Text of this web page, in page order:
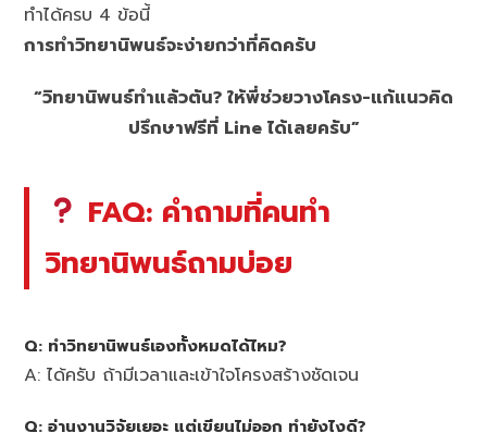
ทำได้ครบ 4 ข้อนี้
การทำวิทยานิพนธ์จะง่ายกว่าที่คิดครับ
“วิทยานิพนธ์ทำแล้วตัน? ให้พี่ช่วยวางโครง-แก้แนวคิด
ปรึกษาฟรีที่ Line ได้เลยครับ”
FAQ: คำถามที่คนทำ
วิทยานิพนธ์ถามบ่อย
Q: ทำวิทยานิพนธ์เองทั้งหมดได้ไหม?
A: ได้ครับ ถ้ามีเวลาและเข้าใจโครงสร้างชัดเจน
Q: อ่านงานวิจัยเยอะ แต่เขียนไม่ออก ทำยังไงดี?